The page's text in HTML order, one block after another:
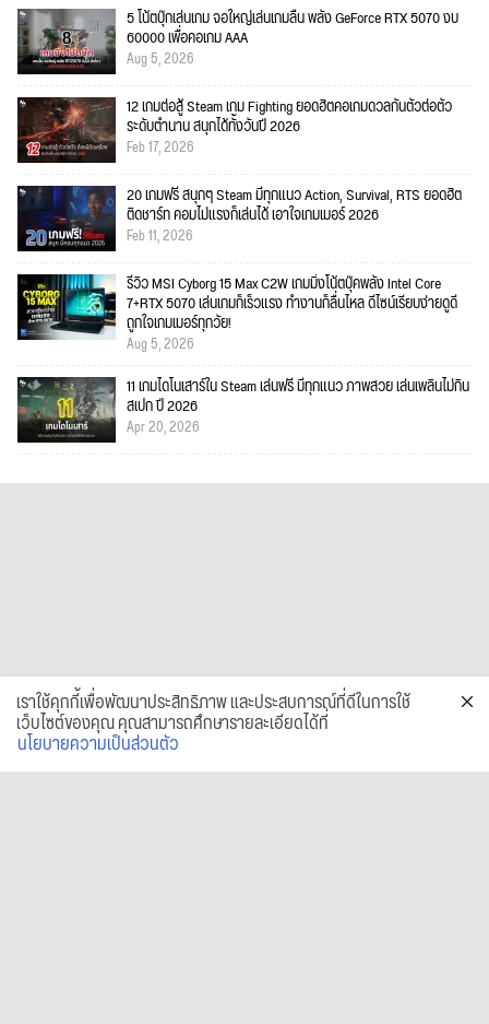
5 โน้ตบุ๊กเล่นเกม จอใหญ่เล่นเกมลื่น พลัง GeForce RTX 5070 งบ
60000 เพื่อคอเกม AAA
Aug 5, 2026
12 เกมต่อสู้ Steam เกม Fighting ยอดฮิตคอเกมดวลกันตัวต่อตัว
ระดับตำนาน สนุกได้ทั้งวันปี 2026
Feb 17, 2026
20 เกมฟรี สนุกๆ Steam มีทุกแนว Action, Survival, RTS ยอดฮิต
ติดชาร์ท คอมไม่แรงก็เล่นได้ เอาใจเกมเมอร์ 2026
Feb 11, 2026
รีวิว MSI Cyborg 15 Max C2W เกมมิ่งโน้ตบุ๊คพลัง Intel Core
7+RTX 5070 เล่นเกมก็เร็วแรง ทำงานก็ลื่นไหล ดีไซน์เรียบง่ายดูดี
ถูกใจเกมเมอร์ทุกวัย!
Aug 5, 2026
11 เกมไดโนเสาร์ใน Steam เล่นฟรี มีทุกแนว ภาพสวย เล่นเพลินไม่กิน
สเปก ปี 2026
Apr 20, 2026
เราใช้คุกกี้เพื่อพัฒนาประสิทธิภาพ และประสบการณ์ที่ดีในการใช้
เว็บไซต์ของคุณ คุณสามารถศึกษารายละเอียดได้ที่
นโยบายความเป็นส่วนตัว